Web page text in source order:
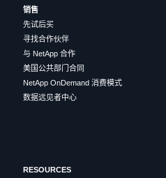
销售
先试后买
寻找合作伙伴
与 NetApp 合作
美国公共部门合同
NetApp OnDemand 消费模式
数据远见者中心
RESOURCES